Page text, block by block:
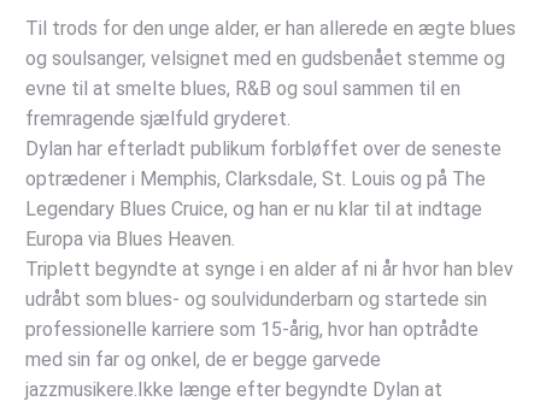
Til trods for den unge alder, er han allerede en ægte blues
og soulsanger, velsignet med en gudsbenået stemme og
evne til at smelte blues, R&B og soul sammen til en
fremragende sjælfuld gryderet.
Dylan har efterladt publikum forbløffet over de seneste
optrædener i Memphis, Clarksdale, St. Louis og på The
Legendary Blues Cruice, og han er nu klar til at indtage
Europa via Blues Heaven.
Triplett begyndte at synge i en alder af ni år hvor han blev
udråbt som blues- og soulvidunderbarn og startede sin
professionelle karriere som 15-årig, hvor han optrådte
med sin far og onkel, de er begge garvede
jazzmusikere.Ikke længe efter begyndte Dylan at